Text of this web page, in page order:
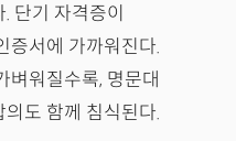
단기 자격증이
증서에 가까워진다.
벼워질수록, 명문대
도 함께 침식된다.